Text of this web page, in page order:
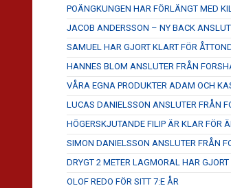
POÄNGKUNGEN HAR FÖRLÄNGT MED
JACOB ANDERSSON – NY BACK
SAMUEL HAR GJORT KLART FÖR
HANNES BLOM ANSLUTER FRÅN
VÅRA EGNA PRODUKTER ADAM OCH
LUCAS DANIELSSON ANSLUTER FRÅN
HÖGERSKJUTANDE FILIP ÄR KLAR FÖR
SIMON DANIELSSON ANSLUTER FRÅN
DRYGT 2 METER LAGMORAL HAR
OLOF REDO FÖR SITT 7:E ÅR